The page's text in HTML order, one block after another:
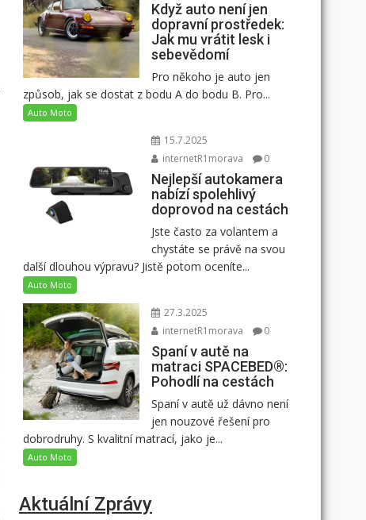
Když auto není jen
dopravní prostředek:
Jak mu vrátit lesk i
sebevědomí
Pro někoho je auto jen
způsob, jak se dostat z bodu A do bodu B. Pro...
Auto Moto
15.7.2025
internetR1morava
0
Nejlepší autokamera
nabízí spolehlivý
doprovod na cestách
Jste často za volantem a
chystáte se právě na svou
další dlouhou výpravu? Jistě potom oceníte...
Auto Moto
27.3.2025
internetR1morava
0
Spaní v autě na
matraci SPACEBED®:
Pohodlí na cestách
Spaní v autě už dávno není
jen nouzové řešení pro
dobrodruhy. S kvalitní matrací, jako je...
Auto Moto
Aktuální Zprávy